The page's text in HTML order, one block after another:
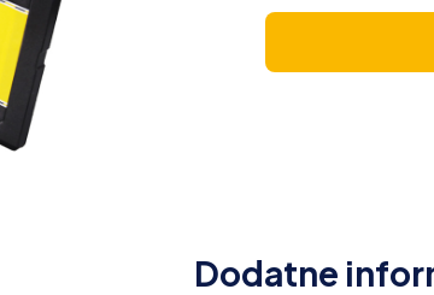
Dodatne